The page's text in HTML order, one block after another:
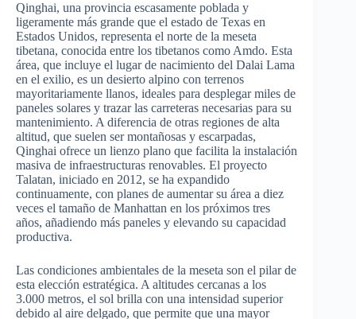
Qinghai, una provincia escasamente poblada y
ligeramente más grande que el estado de Texas en
Estados Unidos, representa el norte de la meseta
tibetana, conocida entre los tibetanos como Amdo. Esta
área, que incluye el lugar de nacimiento del Dalai Lama
en el exilio, es un desierto alpino con terrenos
mayoritariamente llanos, ideales para desplegar miles de
paneles solares y trazar las carreteras necesarias para su
mantenimiento. A diferencia de otras regiones de alta
altitud, que suelen ser montañosas y escarpadas,
Qinghai ofrece un lienzo plano que facilita la instalación
masiva de infraestructuras renovables. El proyecto
Talatan, iniciado en 2012, se ha expandido
continuamente, con planes de aumentar su área a diez
veces el tamaño de Manhattan en los próximos tres
años, añadiendo más paneles y elevando su capacidad
productiva.
Las condiciones ambientales de la meseta son el pilar de
esta elección estratégica. A altitudes cercanas a los
3.000 metros, el sol brilla con una intensidad superior
debido al aire delgado, que permite que una mayor